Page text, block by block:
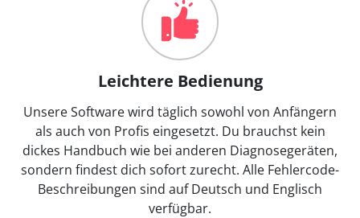
Leichtere Bedienung
Unsere Software wird täglich sowohl von Anfängern
als auch von Profis eingesetzt. Du brauchst kein
dickes Handbuch wie bei anderen Diagnosegeräten,
sondern findest dich sofort zurecht. Alle Fehlercode-
Beschreibungen sind auf Deutsch und Englisch
verfügbar.